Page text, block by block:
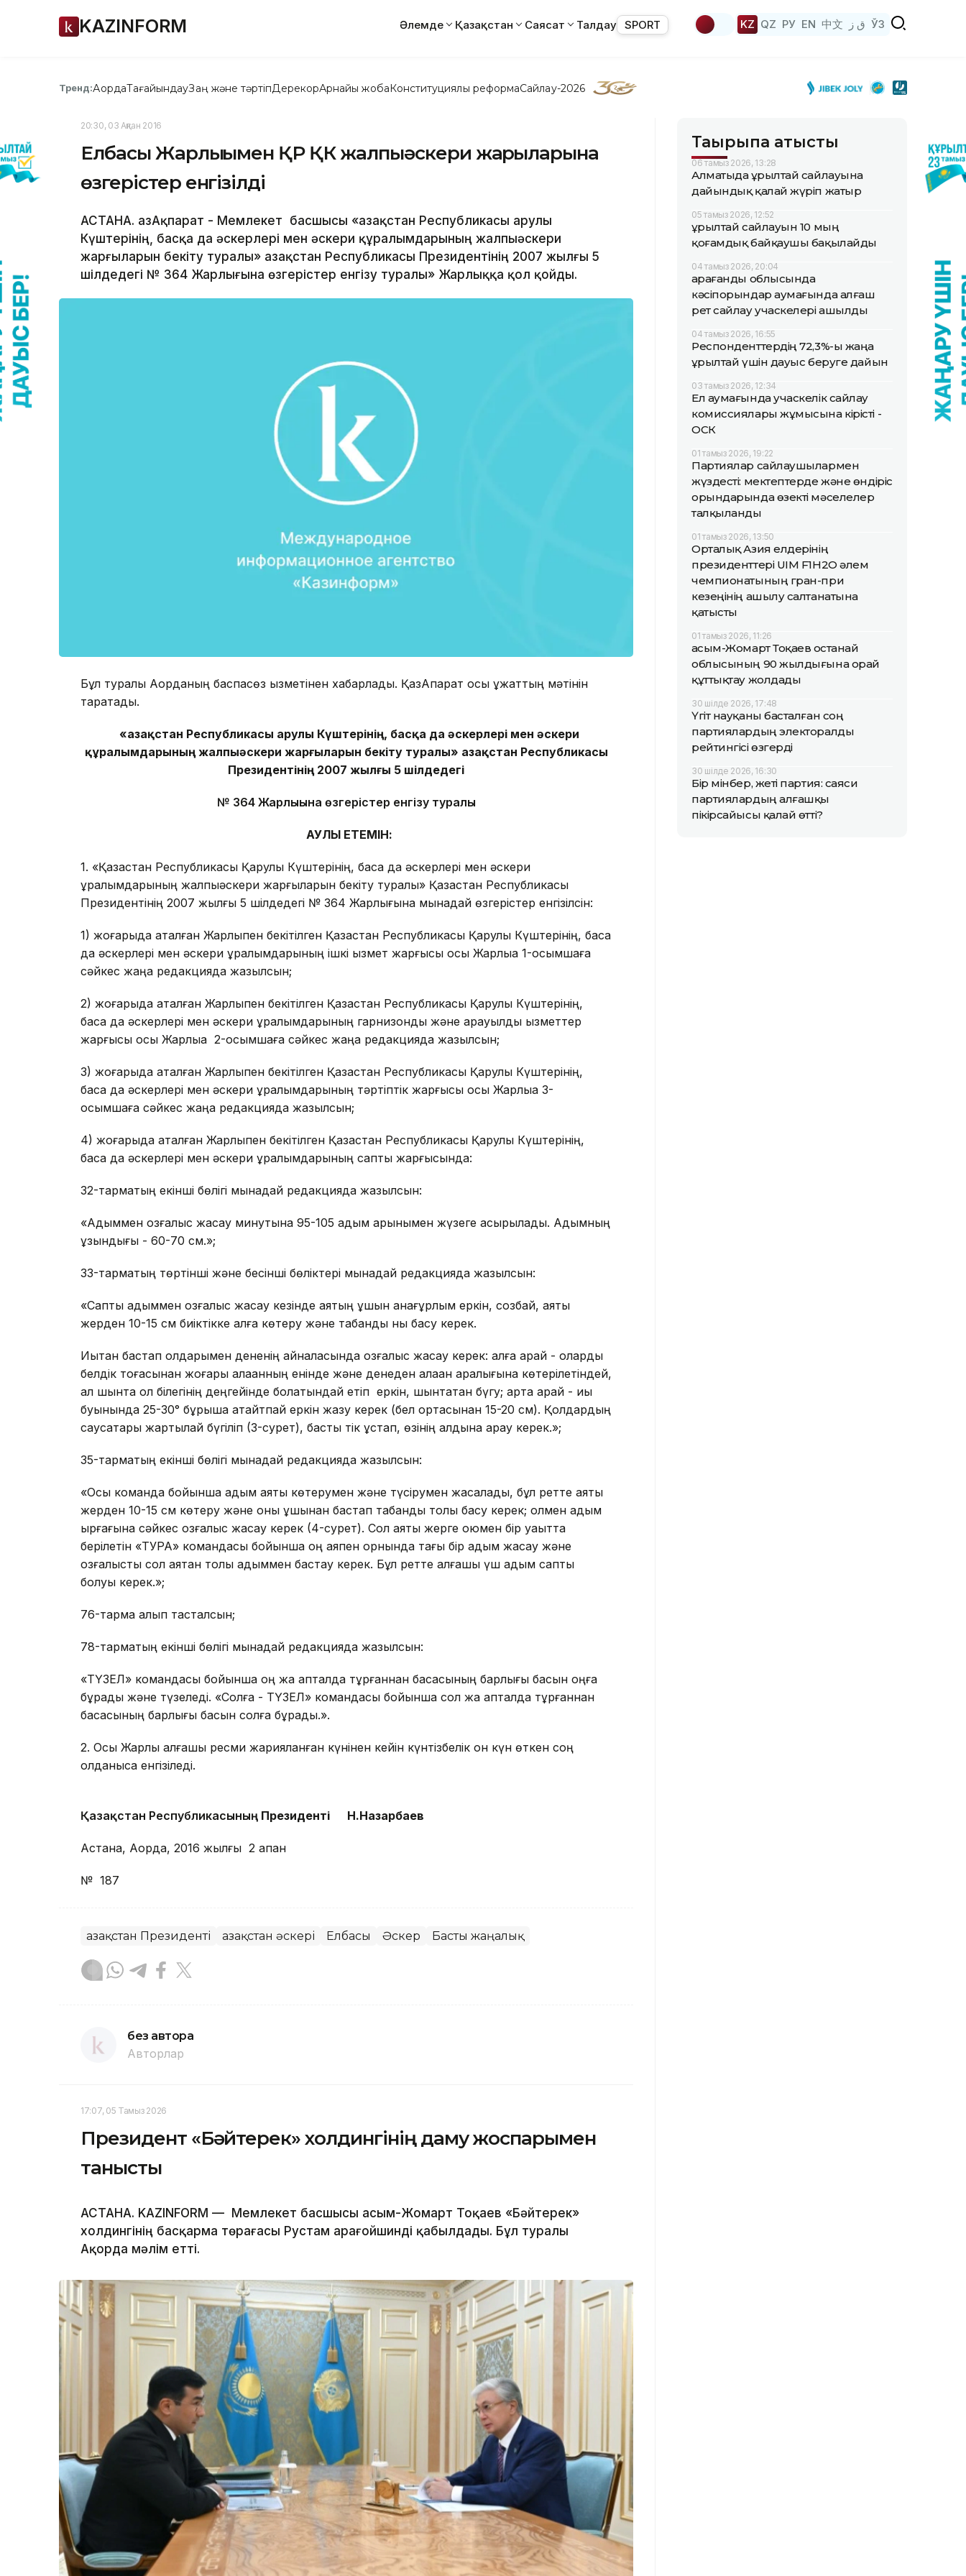
KAZINFORM Әлемде Қазақстан Саясат Талдау SPORT KZ QZ РУ EN 中文 ق ز ЎЗ
Тренд:АқордаТағайындауЗаң және тәртіпДерекқорАрнайы жобаКонституциялық реформаСайлау-2026
20:30, 03 Ақпан 2016
Елбасы Жарлығымен ҚР ҚК жалпыәскери жарғыларына
өзгерістер енгізілді
АСТАНА. ҚазАқпарат - Мемлекет басшысы «Қазақстан Республикасы Қарулы
Күштерінің, басқа да әскерлері мен әскери құралымдарының жалпыәскери
жарғыларын бекіту туралы» Қазақстан Республикасы Президентінің 2007 жылғы 5
шілдедегі № 364 Жарлығына өзгерістер енгізу туралы» Жарлыққа қол қойды.
Бұл туралы Ақорданың баспасөз қызметінен хабарлады. ҚазАқпарат осы құжаттың мәтінін
таратады.
«Қазақстан Республикасы Қарулы Күштерінің, басқа да әскерлері мен әскери
құралымдарының жалпыәскери жарғыларын бекіту туралы» Қазақстан Республикасы
Президентінің 2007 жылғы 5 шілдедегі
№ 364 Жарлығына өзгерістер енгізу туралы
ҚАУЛЫ ЕТЕМІН:
1. «Қазақстан Республикасы Қарулы Күштерінің, басқа да әскерлері мен әскери
құралымдарының жалпыәскери жарғыларын бекіту туралы» Қазақстан Республикасы
Президентінің 2007 жылғы 5 шілдедегі № 364 Жарлығына мынадай өзгерістер енгізілсін:
1) жоғарыда аталған Жарлықпен бекітілген Қазақстан Республикасы Қарулы Күштерінің, басқа
да әскерлері мен әскери құралымдарының ішкі қызмет жарғысы осы Жарлыққа 1-қосымшаға
сәйкес жаңа редакцияда жазылсын;
2) жоғарыда аталған Жарлықпен бекітілген Қазақстан Республикасы Қарулы Күштерінің,
басқа да әскерлері мен әскери құралымдарының гарнизондық және қарауылдық қызметтер
жарғысы осы Жарлыққа 2-қосымшаға сәйкес жаңа редакцияда жазылсын;
3) жоғарыда аталған Жарлықпен бекітілген Қазақстан Республикасы Қарулы Күштерінің,
басқа да әскерлері мен әскери құралымдарының тәртіптік жарғысы осы Жарлыққа 3-
қосымшаға сәйкес жаңа редакцияда жазылсын;
4) жоғарыда аталған Жарлықпен бекітілген Қазақстан Республикасы Қарулы Күштерінің,
басқа да әскерлері мен әскери құралымдарының саптық жарғысында:
32-тармақтың екінші бөлігі мынадай редакцияда жазылсын:
«Адыммен қозғалыс жасау минутына 95-105 адым қарқынымен жүзеге асырылады. Адымның
ұзындығы - 60-70 см.»;
33-тармақтың төртінші және бесінші бөліктері мынадай редакцияда жазылсын:
«Саптық адыммен қозғалыс жасау кезінде аяқтың ұшын анағұрлым еркін, созбай, аяқты
жерден 10-15 см биіктікке алға көтеру және табанды нық басу керек.
Иықтан бастап қолдарымен дененің айналасында қозғалыс жасау керек: алға қарай - оларды
белдік тоғасынан жоғары алақанның енінде және денеден алақан аралығына көтерілетіндей,
ал шынтақ қол білегінің деңгейінде болатындай етіп еркін, шынтақтан бүгу; артқа қарай - иық
буынында 25-30° бұрышқа қатайтпай еркін жазу керек (бел ортасынан 15-20 см). Қолдардың
саусақтары жартылай бүгіліп (3-сурет), басты тік ұстап, өзінің алдына қарау керек.»;
35-тармақтың екінші бөлігі мынадай редакцияда жазылсын:
«Осы команда бойынша адым аяқты көтерумен және түсірумен жасалады, бұл ретте аяқты
жерден 10-15 см көтеру және оны ұшынан бастап табанды толық басу керек; қолмен адым
ырғағына сәйкес қозғалыс жасау керек (4-сурет). Сол аяқты жерге қоюмен бір уақытта
берілетін «ТУРА» командасы бойынша оң аяқпен орнында тағы бір адым жасау және
қозғалысты сол аяқтан толық адыммен бастау керек. Бұл ретте алғашқы үш адым саптық
болуы керек.»;
76-тармақ алып тасталсын;
78-тармақтың екінші бөлігі мынадай редакцияда жазылсын:
«ТҮЗЕЛ» командасы бойынша оң жақ қапталда тұрғаннан басқасының барлығы басын оңға
бұрады және түзеледі. «Солға - ТҮЗЕЛ» командасы бойынша сол жақ қапталда тұрғаннан
басқасының барлығы басын солға бұрады.».
2. Осы Жарлық алғашқы ресми жарияланған күнінен кейін күнтізбелік он күн өткен соң
қолданысқа енгізіледі.
Қазақстан Республикасының Президенті Н.Назарбаев
Астана, Ақорда, 2016 жылғы 2 ақпан
№ 187
Қазақстан Президенті Қазақстан әскері Елбасы Әскер Басты жаңалық
без автора
Авторлар
17:07, 05 Тамыз 2026
Президент «Бәйтерек» холдингінің даму жоспарымен
танысты
АСТАНА. KAZINFORM — Мемлекет басшысы Қасым-Жомарт Тоқаев «Бәйтерек»
холдингінің басқарма төрағасы Рустам Қарағойшинді қабылдады. Бұл туралы
Ақорда мәлім етті.
Тақырыпқа қатысты
06 тамыз 2026, 13:28
Алматыда Құрылтай сайлауына
дайындық қалай жүріп жатыр
05 тамыз 2026, 12:52
Құрылтай сайлауын 10 мың
қоғамдық байқаушы бақылайды
04 тамыз 2026, 20:04
Қарағанды облысында
кәсіпорындар аумағында алғаш
рет сайлау учаскелері ашылды
04 тамыз 2026, 16:55
Респонденттердің 72,3%-ы жаңа
Құрылтай үшін дауыс беруге дайын
03 тамыз 2026, 12:34
Ел аумағында учаскелік сайлау
комиссиялары жұмысына кірісті -
ОСК
01 тамыз 2026, 19:22
Партиялар сайлаушылармен
жүздесті: мектептерде және өндіріс
орындарында өзекті мәселелер
талқыланды
01 тамыз 2026, 13:50
Орталық Азия елдерінің
президенттері UIM F1H2O әлем
чемпионатының гран-при
кезеңінің ашылу салтанатына
қатысты
01 тамыз 2026, 11:26
Қасым-Жомарт Тоқаев Қостанай
облысының 90 жылдығына орай
құттықтау жолдады
30 шілде 2026, 17:48
Үгіт науқаны басталған соң
партиялардың электоралды
рейтингісі өзгерді
30 шілде 2026, 16:30
Бір мінбер, жеті партия: саяси
партиялардың алғашқы
пікірсайысы қалай өтті?